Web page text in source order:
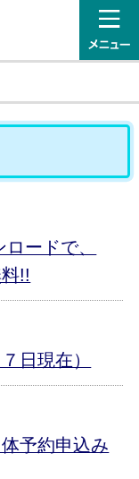
ンター科学館
ードで、
!!
日現在）
予約申込み